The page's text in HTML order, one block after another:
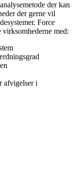
der kan
der gerne vil
Force
med:
afvigelser i